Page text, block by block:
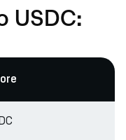
USDC: